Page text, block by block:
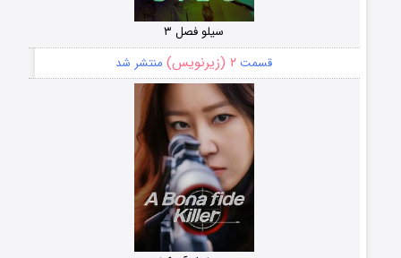
سیلو فصل ۳
قسمت ۲ (زیرنویس) منتشر شد